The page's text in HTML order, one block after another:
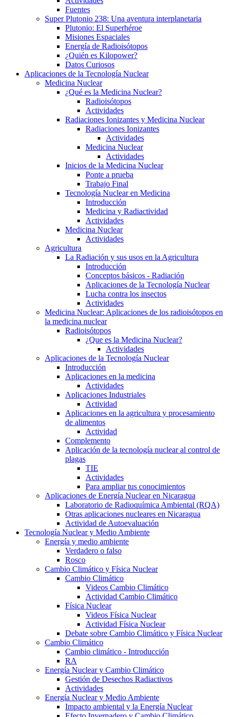
Fuentes
Super Plutonio 238: Una aventura interplanetaria
Plutonio: El Superhéroe
Misiones Espaciales
Energía de Radioisótopos
¿Quién es Kilopower?
Datos Curiosos
Aplicaciones de la Tecnología Nuclear
Medicina Nuclear
¿Qué es la Medicina Nuclear?
Radioisótopos
Actividades
Radiaciones Ionizantes y Medicina Nuclear
Radiaciones Ionizantes
Actividades
Medicina Nuclear
Actividades
Inicios de la Medicina Nuclear
Ponte a prueba
Trabajo Final
Tecnología Nuclear en Medicina
Introducción
Medicina y Radiactividad
Actividades
Medicina Nuclear
Actividades
Agricultura
La Radiación y sus usos en la Agricultura
Introducción
Conceptos básicos - Radiación
Aplicaciones de la Tecnología Nuclear
Lucha contra los insectos
Actividades
Medicina Nuclear: Aplicaciones de los radioisótopos en
la medicina nuclear
Radioisótopos
¿Que es la Medicina Nuclear?
Actividades
Aplicaciones de la Tecnología Nuclear
Introducción
Aplicaciones en la medicina
Actividades
Aplicaciones Industriales
Actividad
Aplicaciones en la agricultura y procesamiento
de alimentos
Actividad
Complemento
Aplicación de la tecnología nuclear al control de
plagas
TIE
Actividades
Para ampliar tus conocimientos
Aplicaciones de Energía Nuclear en Nicaragua
Laboratorio de Radioquímica Ambiental (RQA)
Otras aplicaciones nucleares en Nicaragua
Actividad de Autoevaluación
Tecnología Nuclear y Medio Ambiente
Energía y medio ambiente
Verdadero o falso
Rosco
Cambio Climático y Física Nuclear
Cambio Climático
Videos Cambio Climático
Actividad Cambio Climático
Física Nuclear
Videos Física Nuclear
Actividad Física Nuclear
Debate sobre Cambio Climático y Física Nuclear
Cambio Climático
Cambio climático - Introducción
RA
Energía Nuclear y Cambio Climático
Gestión de Desechos Radiactivos
Actividades
Energía Nuclear y Medio Ambiente
Impacto ambiental y la Energía Nuclear